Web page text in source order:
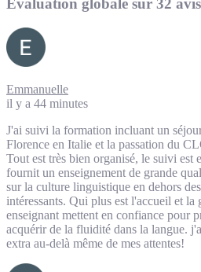
Évaluation globale sur 32
Emmanuelle
il y a 44 minutes
J'ai suivi la formation incluant un
Florence en Italie et la passation du
Tout est très bien organisé, le suivi est
fournit un enseignement de grande
sur la culture linguistique en dehors
intéressants. Qui plus est l'accueil et la
enseignant mettent en confiance pour
acquérir de la fluidité dans la langue.
extra au-delà même de mes attentes!